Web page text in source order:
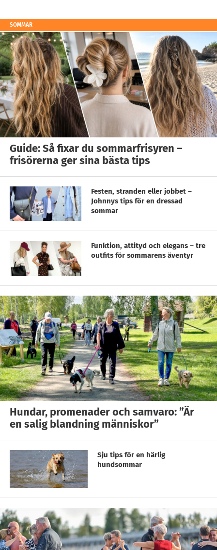
SOMMAR
Guide: Så fixar du sommarfrisyren –
frisörerna ger sina bästa tips
Festen, stranden eller jobbet –
Johnnys tips för en dressad
sommar
Funktion, attityd och elegans – tre
outfits för sommarens äventyr
Hundar, promenader och samvaro: ”Är
en salig blandning människor”
Sju tips för en härlig
hundsommar